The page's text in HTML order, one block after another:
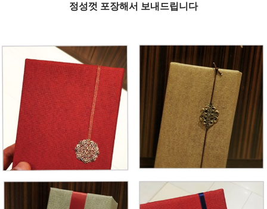
정성껏 포장해서 보내드립니다